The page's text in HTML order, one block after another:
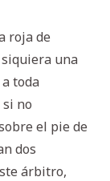
roja de
una
toda
no
el pie de
dos
árbitro,